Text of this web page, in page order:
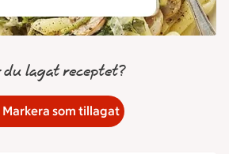
du lagat receptet?
Markera som tillagat